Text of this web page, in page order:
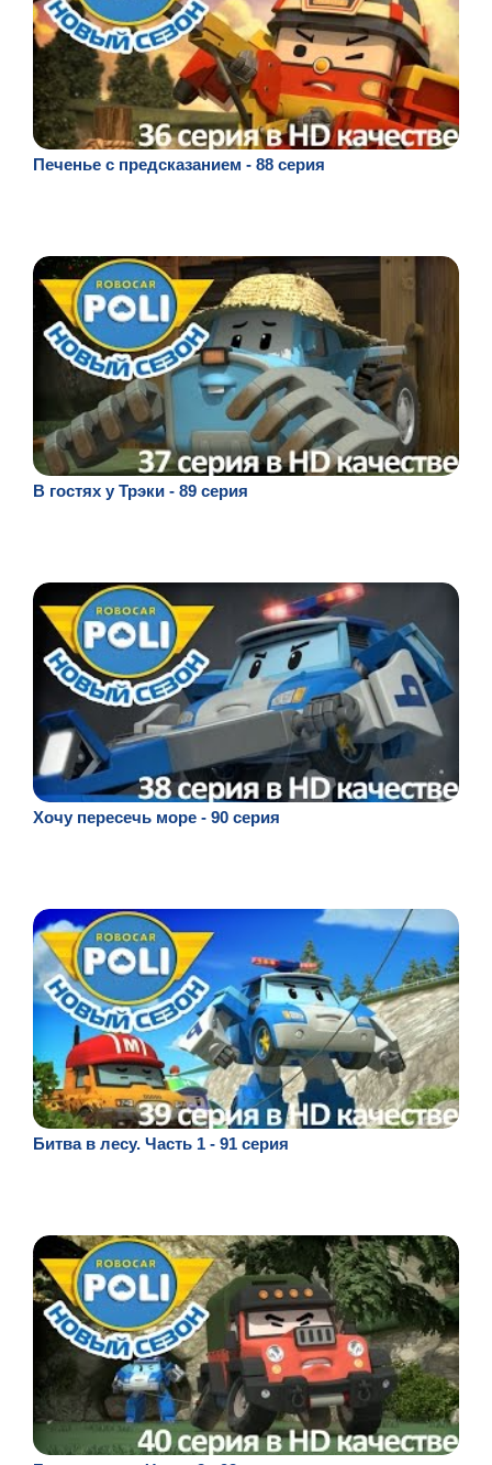
Печенье с предсказанием - 88 серия
В гостях у Трэки - 89 серия
Хочу пересечь море - 90 серия
Битва в лесу. Часть 1 - 91 серия